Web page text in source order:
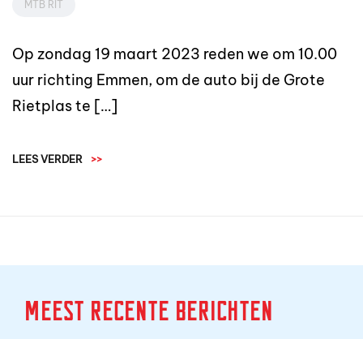
MTB RIT
Op zondag 19 maart 2023 reden we om 10.00
uur richting Emmen, om de auto bij de Grote
Rietplas te […]
LEES VERDER >>
Meest recente berichten